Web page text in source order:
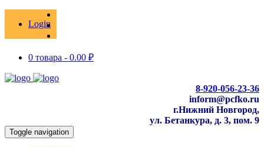
Login
0 товара - 0.00 ₽
8-920-056-23-36
inform@pcfko.ru
г.Нижний Новгород,
ул. Бетанкура, д. 3, пом. 9
Toggle navigation